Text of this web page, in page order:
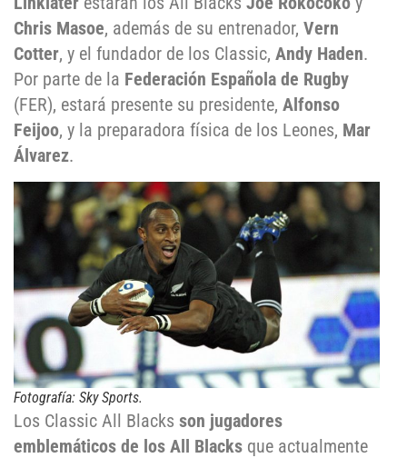
Chris Masoe, además de su entrenador, Vern
Cotter, y el fundador de los Classic, Andy Haden.
Por parte de la Federación Española de Rugby
(FER), estará presente su presidente, Alfonso
Feijoo, y la preparadora física de los Leones, Mar
Álvarez.
Fotografía: Sky Sports.
Los Classic All Blacks son jugadores
emblemáticos de los All Blacks que actualmente